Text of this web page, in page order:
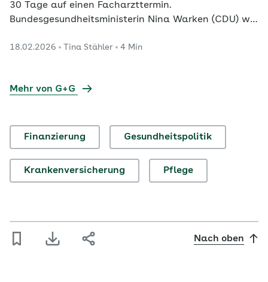
30 Tage auf einen Facharzttermin.
Bundesgesundheitsministerin Nina Warken (CDU) will
Primärversorgung vorlegen. Lässt sich dadurch die
Expertinnen und Experten gefragt.
18.02.2026 Tina Stähler 4 Min
Mehr von G+G
Finanzierung Gesundheitspolitik
Krankenversicherung Pflege
Nach oben